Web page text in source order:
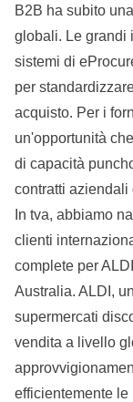
B2B ha subito
globali. Le grandi
sistemi di
per
acquisto. Per i
un'opportunità
di capacità
contratti aziendali
In tva, abbiamo
clienti
complete per
Australia. ALDI,
supermercati
vendita a livello
efficientemente